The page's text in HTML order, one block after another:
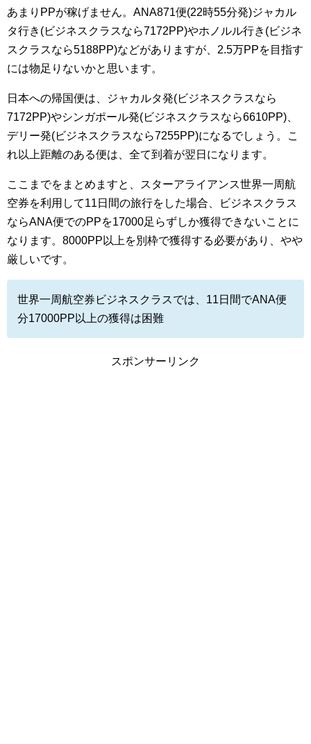
あまりPPが稼げません。ANA871便(22時55分発)ジャカル
タ行き(ビジネスクラスなら7172PP)やホノルル行き(ビジネ
スクラスなら5188PP)などがありますが、2.5万PPを目指す
には物足りないかと思います。
日本への帰国便は、ジャカルタ発(ビジネスクラスなら
7172PP)やシンガポール発(ビジネスクラスなら6610PP)、
デリー発(ビジネスクラスなら7255PP)になるでしょう。こ
れ以上距離のある便は、全て到着が翌日になります。
ここまでをまとめますと、スターアライアンス世界一周航
空券を利用して11日間の旅行をした場合、ビジネスクラス
ならANA便でのPPを17000足らずしか獲得できないことに
なります。8000PP以上を別枠で獲得する必要があり、やや
厳しいです。
世界一周航空券ビジネスクラスでは、11日間でANA便
分17000PP以上の獲得は困難
スポンサーリンク